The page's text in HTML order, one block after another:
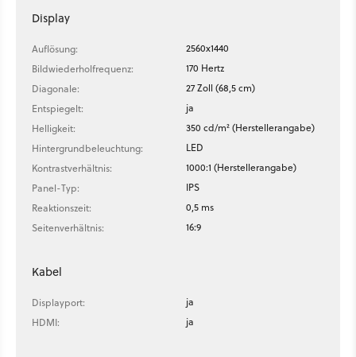
Display
Auflösung:
2560x1440
Bildwiederholfrequenz:
170 Hertz
Diagonale:
27 Zoll (68,5 cm)
Entspiegelt:
ja
Helligkeit:
350 cd/m² (Herstellerangabe)
Hintergrundbeleuchtung:
LED
Kontrastverhältnis:
1000:1 (Herstellerangabe)
Panel-Typ:
IPS
Reaktionszeit:
0,5 ms
Seitenverhältnis:
16:9
Kabel
Displayport:
ja
HDMI:
ja